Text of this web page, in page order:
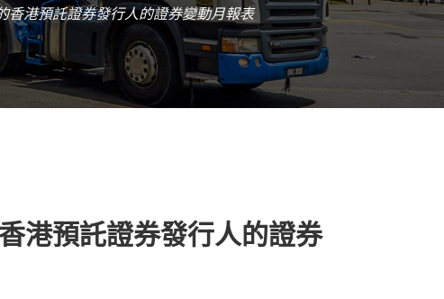
香港預託證券發行人的證券變動月報表
港預託證券發行人的證券